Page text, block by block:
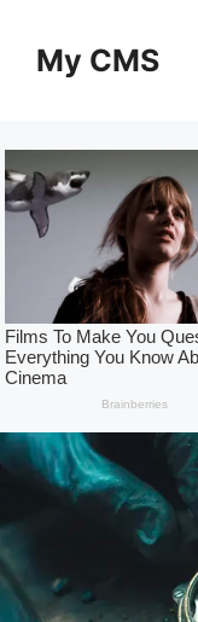
contentMy CMS